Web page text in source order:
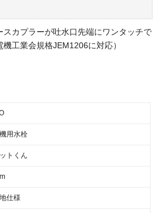
カプラーが吐水口先端にワンタッチで
工業会規格JEM1206に対応）
用水栓
トくん
仕様